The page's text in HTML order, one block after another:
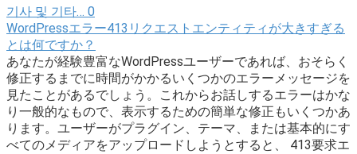
기사 및 기타… 0
WordPressエラー413リクエストエンティティが大きすぎる
とは何ですか？
あなたが経験豊富なWordPressユーザーであれば、おそらく
修正するまでに時間がかかるいくつかのエラーメッセージを
見たことがあるでしょう。これからお話しするエラーはかな
り一般的なもので、表示するための簡単な修正もいくつかあ
ります。ユーザーがプラグイン、テーマ、または基本的にす
べてのメディアをアップロードしようとすると、 413要求エ